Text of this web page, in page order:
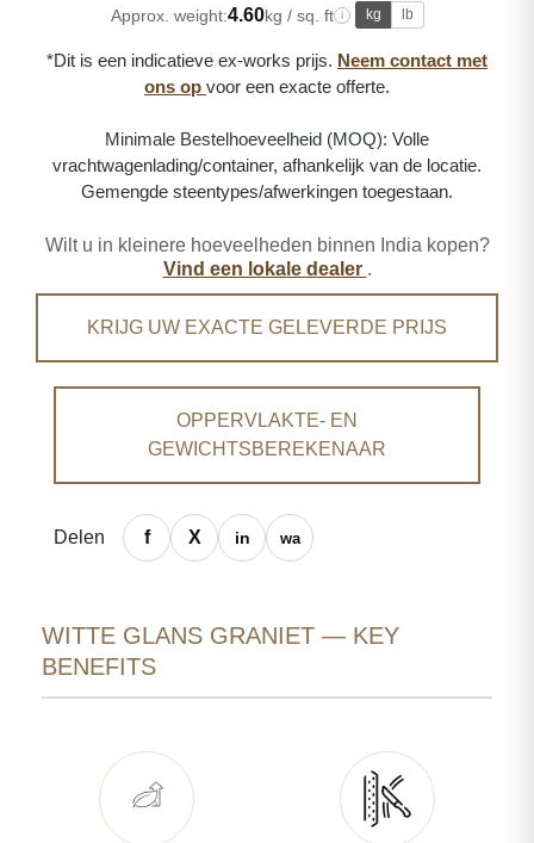
Approx. weight:4.60kg / sq. ft i kg lb
*Dit is een indicatieve ex-works prijs. Neem contact met
ons op voor een exacte offerte.
Minimale Bestelhoeveelheid (MOQ): Volle
vrachtwagenlading/container, afhankelijk van de locatie.
Gemengde steentypes/afwerkingen toegestaan.
Wilt u in kleinere hoeveelheden binnen India kopen?
Vind een lokale dealer .
KRIJG UW EXACTE GELEVERDE PRIJS
OPPERVLAKTE- EN
GEWICHTSBEREKENAAR
Delen
WITTE GLANS GRANIET — KEY
BENEFITS